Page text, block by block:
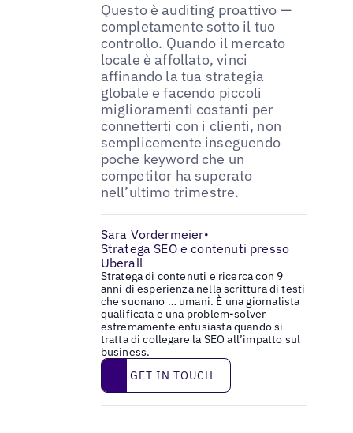
Questo è auditing proattivo —
completamente sotto il tuo
controllo. Quando il mercato
locale è affollato, vinci
affinando la tua strategia
globale e facendo piccoli
miglioramenti costanti per
connetterti con i clienti, non
semplicemente inseguendo
poche keyword che un
competitor ha superato
nell’ultimo trimestre.
Sara Vordermeier•
Stratega SEO e contenuti presso
Uberall
Stratega di contenuti e ricerca con 9
anni di esperienza nella scrittura di testi
che suonano … umani. È una giornalista
qualificata e una problem-solver
estremamente entusiasta quando si
tratta di collegare la SEO all’impatto sul
business.
Get in touch
GET IN TOUCH